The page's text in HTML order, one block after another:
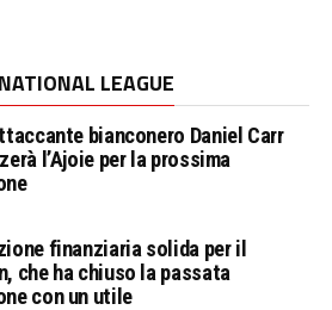
LEAGUE
bianconero Daniel Carr
l’Ajoie per la prossima
finanziaria solida per il
che ha chiuso la passata
con un utile